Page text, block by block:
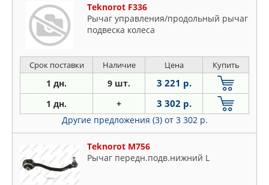
Teknorot F336
Рычаг управления/продольный рычаг
подвеска колеса
Срок поставки Наличие Цена Купить
1 дн. 9 шт. 3 221 р.
1 дн. + 3 302 р.
Другие предложения (3) от 3 302 р.
Teknorot M756
Рычаг передн.подв.нижний L